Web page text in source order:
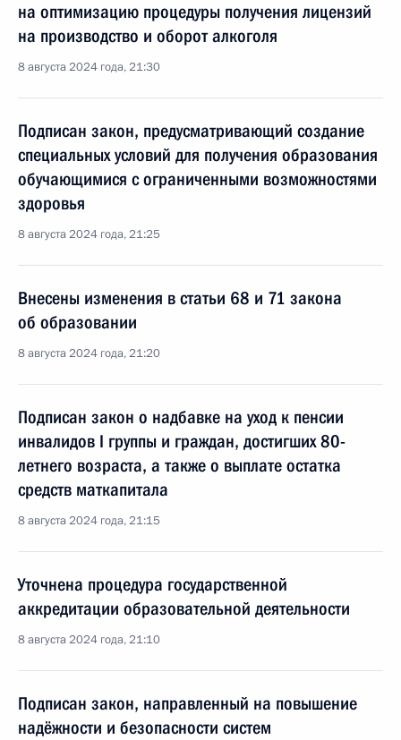
на оптимизацию процедуры получения лицензий
на производство и оборот алкоголя
8 августа 2024 года, 21:30
Подписан закон, предусматривающий создание
специальных условий для получения образования
обучающимися с ограниченными возможностями
здоровья
8 августа 2024 года, 21:25
Внесены изменения в статьи 68 и 71 закона
об образовании
8 августа 2024 года, 21:20
Подписан закон о надбавке на уход к пенсии
инвалидов I группы и граждан, достигших 80-
летнего возраста, а также о выплате остатка
средств маткапитала
8 августа 2024 года, 21:15
Уточнена процедура государственной
аккредитации образовательной деятельности
8 августа 2024 года, 21:10
Подписан закон, направленный на повышение
надёжности и безопасности систем